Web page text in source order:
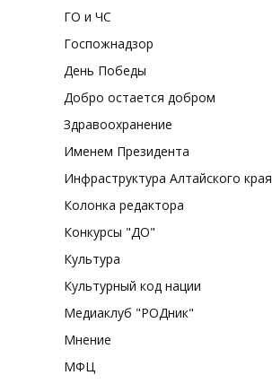
ГО и ЧС
Госпожнадзор
День Победы
Добро остается добром
Здравоохранение
Именем Президента
Инфраструктура Алтайского края
Колонка редактора
Конкурсы "ДО"
Культура
Культурный код нации
Медиаклуб "РОДник"
Мнение
МФЦ